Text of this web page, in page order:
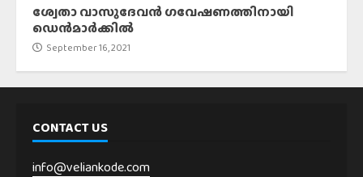
ശ്വേതാ വാസുദേവൻ ഗവേഷണത്തിനായി
ഡെൻമാർക്കിൽ
September 16, 2021
CONTACT US
info@veliankode.com